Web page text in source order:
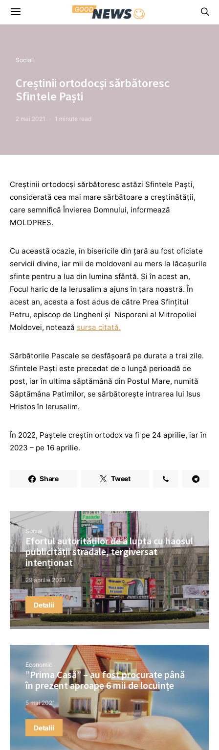
Social
Creștinii ortodocși sărbătoresc
Sfintele Paști
2 mai 2021 1 minute read
Creștinii ortodocși sărbătoresc astăzi Sfintele Paști,
considerată cea mai mare sărbătoare a creștinătății,
care semnifică Învierea Domnului, informează
MOLDPRES.
Cu această ocazie, în bisericile din țară au fost oficiate
servicii divine, iar mii de moldoveni au mers la lăcașurile
sfinte pentru a lua din lumina sfântă. Și în acest an,
Focul haric de la Ierusalim a ajuns în țara noastră. În
acest an, acesta a fost adus de către Prea Sfințitul
Petru, episcop de Ungheni și Nisporeni al Mitropoliei
Moldovei, notează sursa citată.
Sărbătorile Pascale se desfășoară pe durata a trei zile.
Sfintele Paști este precedat de o lungă perioadă de
post, iar în ultima săptămână din Postul Mare, numită
Săptămâna Patimilor, se sărbătorește intrarea lui Isus
Hristos în Ierusalim.
În 2022, Paștele creștin ortodox va fi pe 24 aprilie, iar în
2023 – pe 16 aprilie.
Share Tweet
Social
Efortul autorităților de a lupta cu haosul
publicității stradale, tergiversat
intenționat
29 aprilie 2021
Detalii
Economic
”Prima Casă” – au fost procurate până
în prezent aproape 6 mii de locuințe
5 mai 2021
Detalii